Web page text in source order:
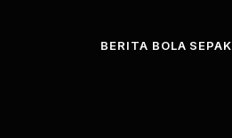
BERITA BOLA SEPAK